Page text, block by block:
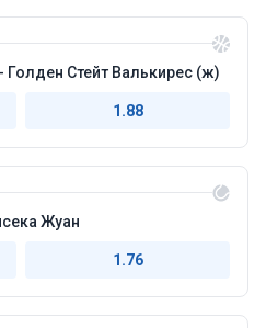
Голден Стейт Валькирес (ж)
1.88
Жуан
1.76